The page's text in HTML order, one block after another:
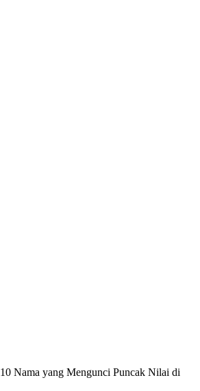
10 Nama yang Mengunci Puncak Nilai di